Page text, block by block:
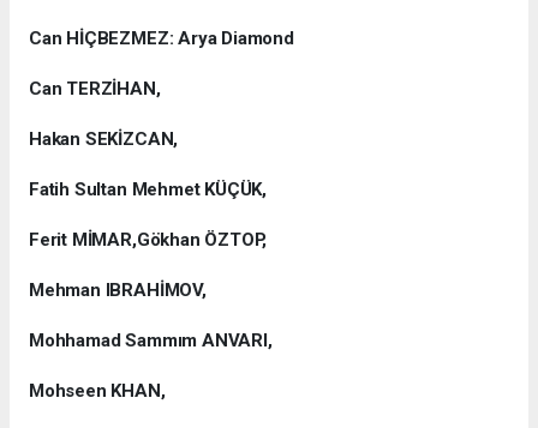
Can HİÇBEZMEZ: Arya Diamond
Can TERZİHAN,
Hakan SEKİZCAN,
Fatih Sultan Mehmet KÜÇÜK,
Ferit MİMAR,Gökhan ÖZTOP,
Mehman IBRAHİMOV,
Mohhamad Sammım ANVARI,
Mohseen KHAN,